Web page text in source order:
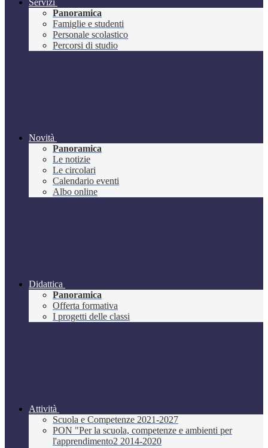
Servizi
Panoramica
Famiglie e studenti
Personale scolastico
Percorsi di studio
Novità
Panoramica
Le notizie
Le circolari
Calendario eventi
Albo online
Didattica
Panoramica
Offerta formativa
I progetti delle classi
Attività
Scuola e Competenze 2021-2027
PON "Per la scuola, competenze e ambienti per
l'apprendimento2 2014-2020